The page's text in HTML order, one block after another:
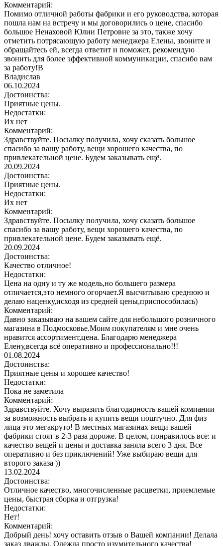
Комментарий:
Помимо отличной работы фабрики и его руководства, которая
пошла нам на встречу и мы договорились о цене, спасибо
большое Ненаховой Юлии Петровне за это, также хочу
отметить потрясающую работу менеджера Елены, звоните и
обращайтесь ей, всегда ответит и поможет, рекомендую
звонить для более эффективной коммуникации, спасибо вам
за работу!В
Владислав
06.10.2024
Достоинства:
Приятные цены.
Недостатки:
Их нет
Комментарий:
Здравствуйте. Посылку получила, хочу сказать большое
спасибо за вашу работу, вещи хорошего качества, по
привлекательной цене. Будем заказывать ещё.
20.09.2024
Достоинства:
Приятные цены.
Недостатки:
Их нет
Комментарий:
Здравствуйте. Посылку получила, хочу сказать большое
спасибо за вашу работу, вещи хорошего качества, по
привлекательной цене. Будем заказывать ещё.
20.09.2024
Достоинства:
Качество отличное!
Недостатки:
Цена на одну и ту же модель,но большего размера
отличается,это немного огорчает.Я высчитываю среднюю и
делаю наценку,исходя из средней цены,приспособилась)
Комментарий:
Давно заказываю на вашем сайте для небольшого розничного
магазина в Подмосковье.Моим покупателям и мне очень
нравится ассортимент,цена. Благодарю менеджера
Елену,всегда всё оперативно и профессионально!!!
01.08.2024
Достоинства:
Приятные цены и хорошее качество!
Недостатки:
Пока не заметила
Комментарий:
Здравствуйте. Хочу выразить благодарность вашей компании
за возможность выбрать и купить вещи поштучно. Для физ
лица это мегакруто! В местных магазинах вещи вашей
фабрики стоят в 2-3 раза дороже. В целом, понравилось все: и
качество вещей и цены и доставка заняла всего 3 дня. Все
оперативно и без приключений! Уже выбираю вещи для
второго заказа ))
13.02.2024
Достоинства:
Отличное качество, многочисленные расцветки, приемлемые
цены, быстрая сборка и отгрузка!
Недостатки:
Нет!
Комментарий:
Добрый день! хочу оставить отзыв о Вашей компании! Делала
заказ дважды. Одежда просто изумительного качества!